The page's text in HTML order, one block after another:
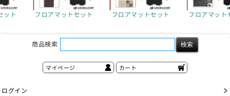
ットセット フロアマットセット フロアマットセット
フロア
商品検索
マイページ カート
ログイン